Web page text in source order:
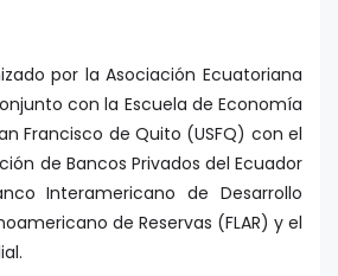
por la Asociación Ecuatoriana
con la Escuela de Economía
Francisco de Quito (USFQ) con el
de Bancos Privados del Ecuador
Interamericano de Desarrollo
de Reservas (FLAR) y el